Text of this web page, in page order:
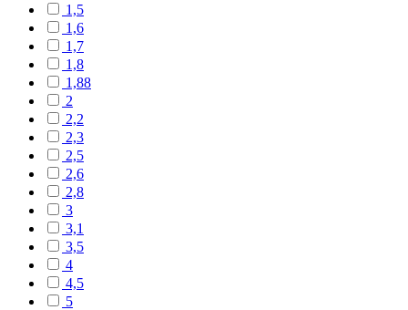
1,5
1,6
1,7
1,8
1,88
2
2,2
2,3
2,5
2,6
2,8
3
3,1
3,5
4
4,5
5